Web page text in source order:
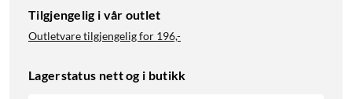
Tilgjengelig i vår outlet
Outletvare tilgjengelig for 196,-
Lagerstatus nett og i butikk